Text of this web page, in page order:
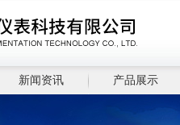
新闻资讯 产品展示